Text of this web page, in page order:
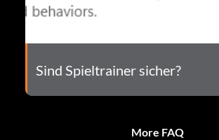
Sind Spieltrainer sicher?
More FAQ